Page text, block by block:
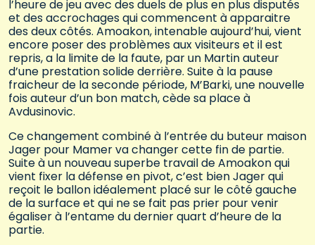
l’heure de jeu avec des duels de plus en plus disputés
et des accrochages qui commencent à apparaitre
des deux côtés. Amoakon, intenable aujourd’hui, vient
encore poser des problèmes aux visiteurs et il est
repris, a la limite de la faute, par un Martin auteur
d’une prestation solide derrière. Suite à la pause
fraicheur de la seconde période, M’Barki, une nouvelle
fois auteur d’un bon match, cède sa place à
Avdusinovic.
Ce changement combiné à l’entrée du buteur maison
Jager pour Mamer va changer cette fin de partie.
Suite à un nouveau superbe travail de Amoakon qui
vient fixer la défense en pivot, c’est bien Jager qui
reçoit le ballon idéalement placé sur le côté gauche
de la surface et qui ne se fait pas prier pour venir
égaliser à l’entame du dernier quart d’heure de la
partie.